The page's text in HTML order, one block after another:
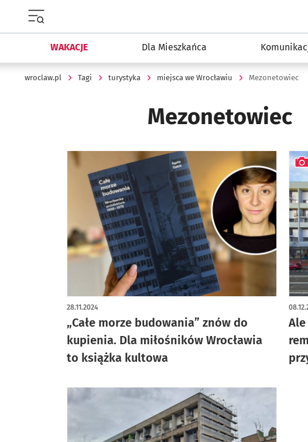
WAKACJE Dla Mieszkańca
wroclaw.pl Tagi turystyka miejsca we Wrocławiu Mezonetowiec
Mezonetowiec
„Całe morze budowania” znów do
kupienia. Dla miłośników Wrocławia
to książka kultowa
28.11.2024